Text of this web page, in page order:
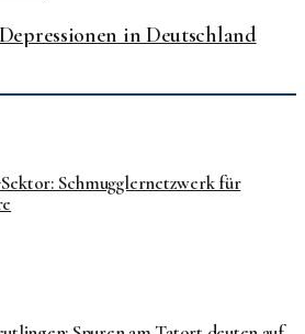
in Deutschland
Schmugglernetzwerk für